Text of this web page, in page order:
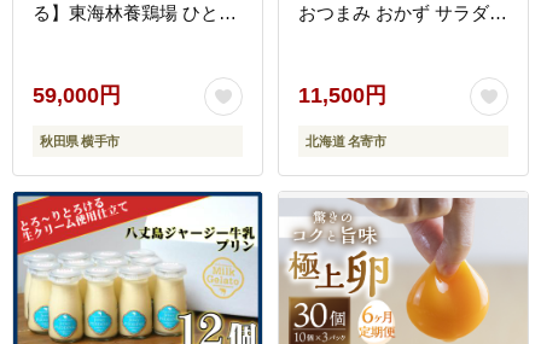
る】東海林養鶏場 ひとた
ケ月 開始時期選べる [東
海林養鶏場 ひとたま 卵
玉子 たまご タマゴ12か
月 12ヵ月 12カ月 12ケ月
開始時期選べる]
59,000円
秋田県 横手市
おつまみ おかず サラダ
価 上野鶏卵商会 《30日
以内に出荷予定(土日祝除
く)》北海道 名寄市---
nayoro_eks_1_1s---
11,500円
北海道 名寄市